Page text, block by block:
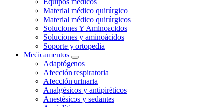
Material médico quirúrgico
Material médico quirúrgicos
Soluciones Y Aminoacidos
Soluciones y aminoácidos
Soporte y ortopedia
Medicamentos
Adaptógenos
Afección respiratoria
Afección urinaria
Analgésicos y antipiréticos
Anestésicos y sedantes